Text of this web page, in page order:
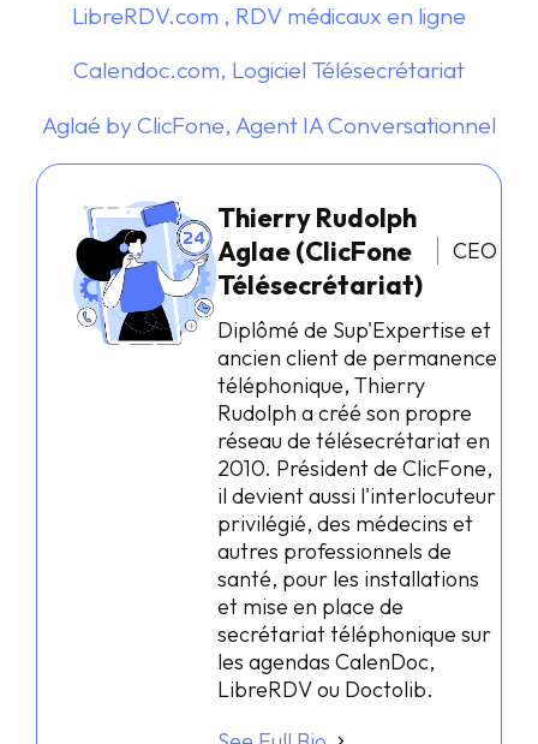
LibreRDV.com , RDV médicaux en ligne
Calendoc.com, Logiciel Télésecrétariat
Aglaé by ClicFone, Agent IA Conversationnel
Thierry Rudolph
Aglae (ClicFone
Télésecrétariat)
CEO
Diplômé de Sup'Expertise et
ancien client de permanence
téléphonique, Thierry
Rudolph a créé son propre
réseau de télésecrétariat en
2010. Président de ClicFone,
il devient aussi l'interlocuteur
privilégié, des médecins et
autres professionnels de
santé, pour les installations
et mise en place de
secrétariat téléphonique sur
les agendas CalenDoc,
LibreRDV ou Doctolib.